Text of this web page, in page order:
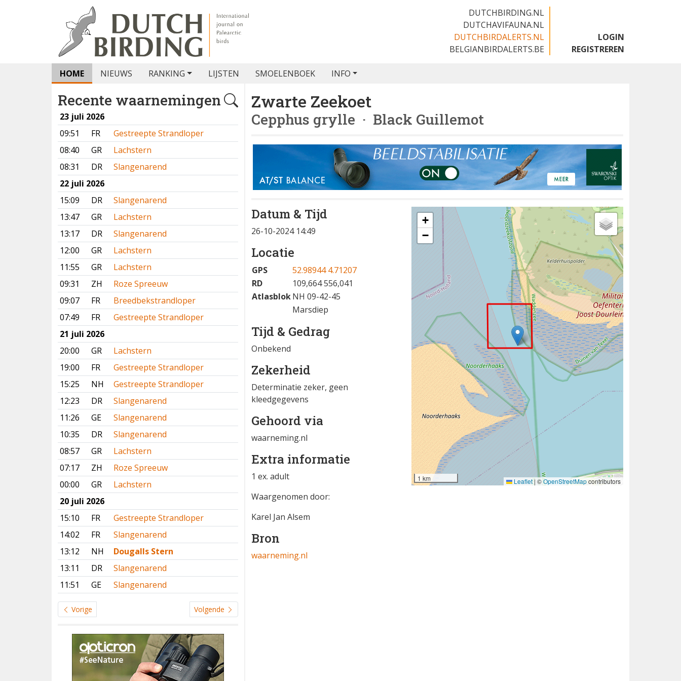
DUTCHBIRDING.NL
DUTCHAVIFAUNA.NL
DUTCHBIRDALERTS.NL
BELGIANBIRDALERTS.BE
LOGIN
REGISTREREN
HOME NIEUWS RANKING LIJSTEN SMOELENBOEK INFO
Recente waarnemingen
23 juli 2026
09:51
FR
Gestreepte Strandloper
08:40
GR
Lachstern
08:31
DR
Slangenarend
22 juli 2026
15:09
DR
Slangenarend
13:47
GR
Lachstern
13:17
DR
Slangenarend
12:00
GR
Lachstern
11:55
GR
Lachstern
09:31
ZH
Roze Spreeuw
09:07
FR
Breedbekstrandloper
07:49
FR
Gestreepte Strandloper
21 juli 2026
20:00
GR
Lachstern
19:00
FR
Gestreepte Strandloper
15:25
NH
Gestreepte Strandloper
12:23
DR
Slangenarend
11:26
GE
Slangenarend
10:35
DR
Slangenarend
08:57
GR
Lachstern
07:17
ZH
Roze Spreeuw
00:00
GR
Lachstern
20 juli 2026
15:10
FR
Gestreepte Strandloper
14:02
FR
Slangenarend
13:12
NH
Dougalls Stern
13:11
DR
Slangenarend
11:51
GE Slangenarend
Vorige Volgende
Zwarte Zeekoet
Cepphus grylle · Black Guillemot
Datum & Tijd
26-10-2024 14:49
Locatie
GPS
52.98944 4.71207
RD
109,664 556,041
AtlasblokNH 09-42-45
Marsdiep
Tijd & Gedrag
Onbekend
Zekerheid
Determinatie zeker, geen
kleedgegevens
Gehoord via
waarneming.nl
Extra informatie
1 ex. adult
Waargenomen door:
Karel Jan Alsem
Bron
waarneming.nl
+
−
1 km Leaflet|©OpenStreetMapcontributors